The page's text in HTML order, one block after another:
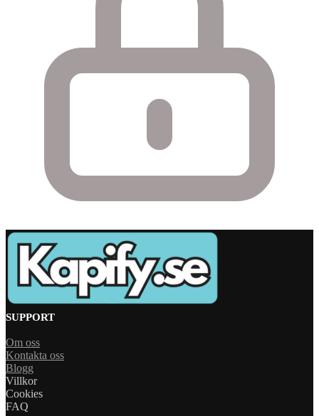
SUPPORT
Om oss
Kontakta oss
Blogg
Villkor
Cookies
FAQ